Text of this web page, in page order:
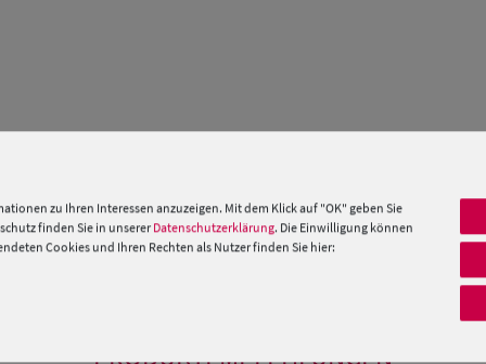
da erUV-Schutzzertifiziert ist.
PRODUKTEMPFEHLUNGEN
zu Ihren Interessen anzuzeigen. Mit dem Klick auf "OK" geben Sie
finden Sie in unserer Datenschutzerklärung. Die Einwilligung können
Cookies und Ihren Rechten als Nutzer finden Sie hier: